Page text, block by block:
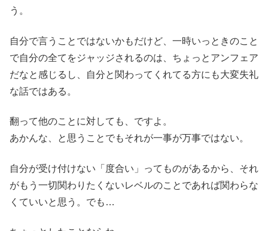
う。
自分で言うことではないかもだけど、一時いっときのこと
で自分の全てをジャッジされるのは、ちょっとアンフェア
だなと感じるし、自分と関わってくれてる方にも大変失礼
な話ではある。
翻って他のことに対しても、ですよ。
あかんな、と思うことでもそれが一事が万事ではない。
自分が受け付けない「度合い」ってものがあるから、それ
がもう一切関わりたくないレベルのことであれば関わらな
くていいと思う。でも…